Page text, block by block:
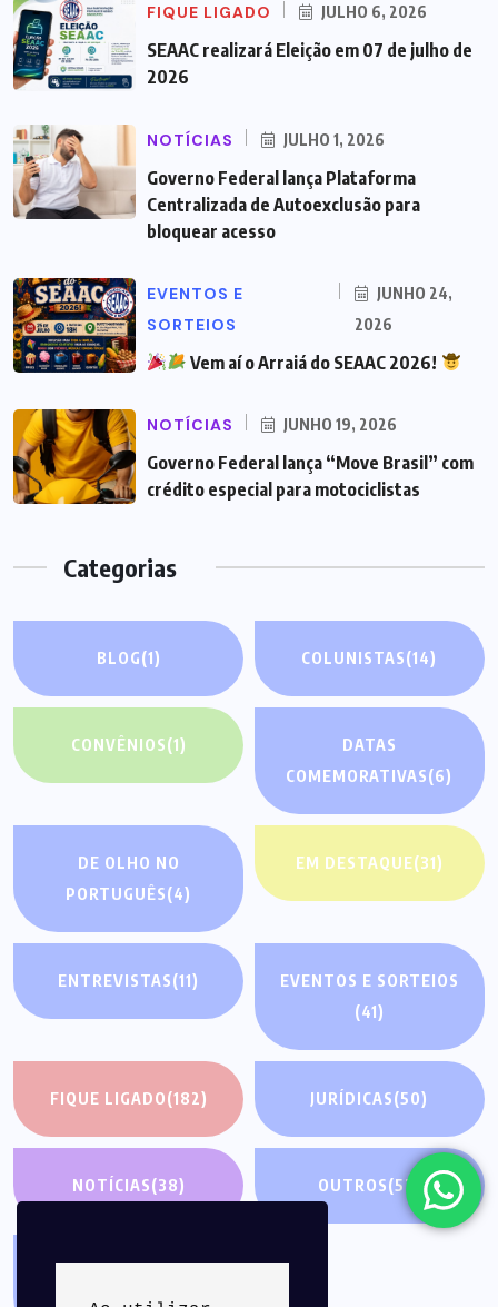
FIQUE LIGADO JULHO 6, 2026
SEAAC realizará Eleição em 07 de julho de
2026
NOTÍCIAS JULHO 1, 2026
Governo Federal lança Plataforma
Centralizada de Autoexclusão para
bloquear acesso
EVENTOS E
SORTEIOS
JUNHO 24,
2026
Vem aí o Arraiá do SEAAC 2026!
NOTÍCIAS JUNHO 19, 2026
Governo Federal lança “Move Brasil” com
crédito especial para motociclistas
Categorias
BLOG(1) COLUNISTAS(14)
CONVÊNIOS(1)
DATAS
COMEMORATIVAS(6)
DE OLHO NO
PORTUGUÊS(4)
EM DESTAQUE(31)
ENTREVISTAS(11)
EVENTOS E SORTEIOS
(41)
FIQUE LIGADO(182) JURÍDICAS(50)
NOTÍCIAS(38) OUTROS(52)
PRESIDENTE (26)